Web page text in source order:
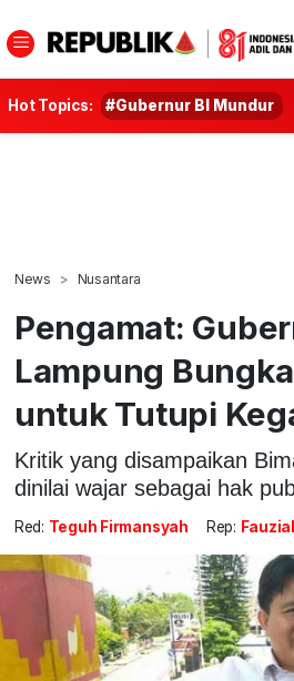
Hot Topics: #Gubernur BI Mundur
News Nusantara
Pengamat:
Lampung
untuk Tutupi
Kritik yang disampaikan
dinilai wajar sebagai hak
Red: Teguh Firmansyah Rep: